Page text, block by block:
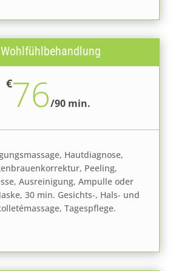
Wohlfühlbehandlung
€76/90 min.
Hautdiagnose,
Peeling,
Ausreinigung, Ampulle oder
30 min. Gesichts-, Hals- und
Tagespflege.